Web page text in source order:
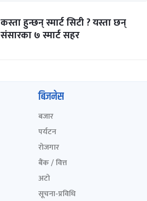
कस्ता हुन्छन् स्मार्ट सिटी ? यस्ता छन्
संसारका ७ स्मार्ट सहर
बिजनेस
बजार
पर्यटन
रोजगार
बैंक / वित्त
अटो
सूचना-प्रविधि